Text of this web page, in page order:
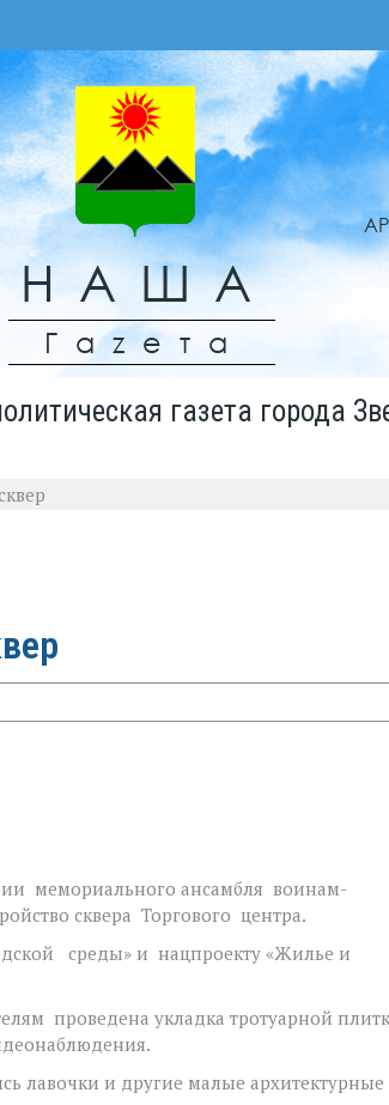
НАША
Гаzета
газета города
мемориального ансамбля воинам-
сквера Торгового центра.
среды» и нацпроекту «Жилье и
проведена укладка тротуарной
лавочки и другие малые архитектурные